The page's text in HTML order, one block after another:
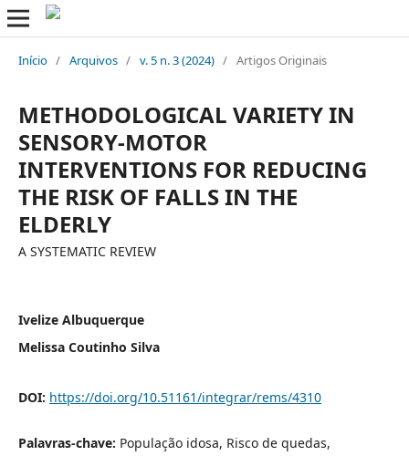
Início / Arquivos / v. 5 n. 3 (2024) / Artigos Originais
METHODOLOGICAL VARIETY IN
SENSORY-MOTOR
INTERVENTIONS FOR REDUCING
THE RISK OF FALLS IN THE
ELDERLY
A SYSTEMATIC REVIEW
Ivelize Albuquerque
Melissa Coutinho Silva
DOI: https://doi.org/10.51161/integrar/rems/4310
Palavras-chave: População idosa, Risco de quedas,